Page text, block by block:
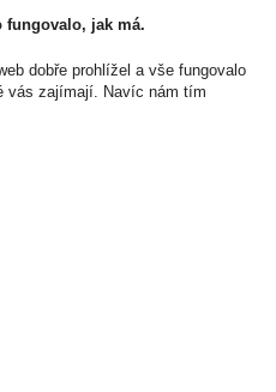
fungovalo, jak má.
dobře prohlížel a vše fungovalo
vás zajímají. Navíc nám tím